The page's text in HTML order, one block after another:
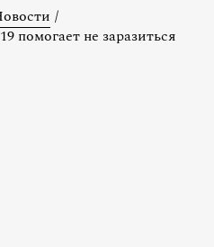
/
помогает не заразиться